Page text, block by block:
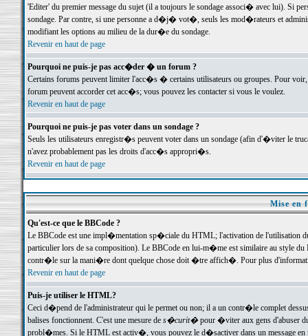
'Editer' du premier message du sujet (il a toujours le sondage associ� avec lui). Si
sondage. Par contre, si une personne a d�j� vot�, seuls les mod�rateurs et
modifiant les options au milieu de la dur�e du sondage.
Revenir en haut de page
Pourquoi ne puis-je pas acc�der � un forum ?
Certains forums peuvent limiter l'acc�s � certains utilisateurs ou groupes. Pour
forum peuvent accorder cet acc�s; vous pouvez les contacter si vous le voulez.
Revenir en haut de page
Pourquoi ne puis-je pas voter dans un sondage ?
Seuls les utilisateurs enregistr�s peuvent voter dans un sondage (afin d'�viter le
n'avez probablement pas les droits d'acc�s appropri�s.
Revenir en haut de page
Mise en
Qu'est-ce que le BBCode ?
Le BBCode est une impl�mentation sp�ciale du HTML; l'activation de l'utilisation
particulier lors de sa composition). Le BBCode en lui-m�me est similaire au style
contr�le sur la mani�re dont quelque chose doit �tre affich�. Pour plus
Revenir en haut de page
Puis-je utiliser le HTML?
Ceci d�pend de l'administrateur qui le permet ou non; il a un contr�le complet
balises fonctionnent. C'est une mesure de s�curit�pour �viter aux gens d'abuser
probl�mes. Si le HTML est activ�, vous pouvez le d�sactiver dans un message en